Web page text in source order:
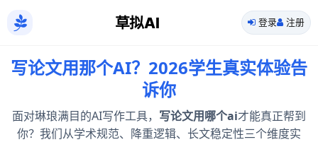
草拟AI 登录 注册
写论文用那个AI？2026学生真实体验告
诉你
面对琳琅满目的AI写作工具， 写论文用哪个ai才能真正帮到
你？我们从学术规范、降重逻辑、长文稳定性三个维度实